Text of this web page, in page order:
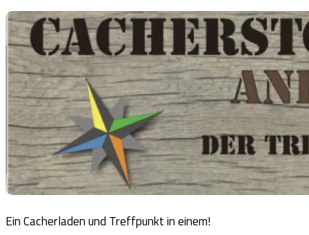
Ein Cacherladen und Treffpunkt in einem!